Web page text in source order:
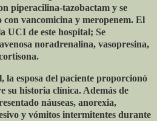
piperacilina-tazobactam y se
vancomicina y meropenem. El
UCI de este hospital; Se
noradrenalina, vasopresina,
la esposa del paciente proporcionó
su historia clínica. Además de
náuseas, anorexia,
y vómitos intermitentes durante